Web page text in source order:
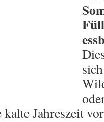
Jahreszeit